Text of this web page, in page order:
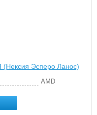
Эсперо Ланос)
AMD